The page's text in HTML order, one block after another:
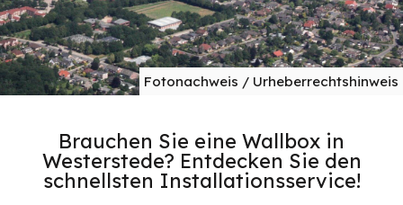
Fotonachweis / Urheberrechtshinweis
Brauchen Sie eine Wallbox in
Westerstede? Entdecken Sie den
schnellsten Installationsservice!